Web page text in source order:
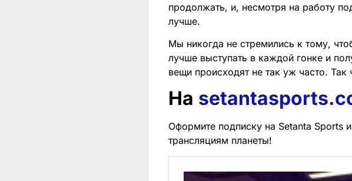
продолжать, и, несмотря на работу
лучше.
Мы никогда не стремились к тому,
лучше выступать в каждой гонке и
вещи происходят не так уж часто.
На
Оформите подписку на Setanta Sports
трансляциям планеты!